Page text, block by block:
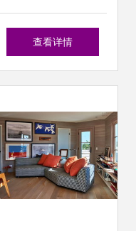
宅室内装饰装修设
任务为例
查看详情